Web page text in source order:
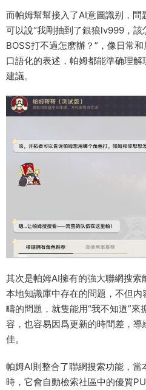
而帕姆幫幫接入了AI意圖識别，
可以說“我剛抽到了銀狼lv999，該
BOSS打不過怎麽辦？”，像日常
口語化的表述，帕姆都能準确理
建議。
其次是帕姆AI擁有的強大聯網搜
本地知識庫中存在的問題，不但
疇的問題，就隻能用“我不知道”來
容，也容易因爲更新的時間差，
佳。
帕姆AI則整合了聯網搜索功能，
時，它會自動檢索社區中的優質